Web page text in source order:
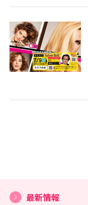
最新情報